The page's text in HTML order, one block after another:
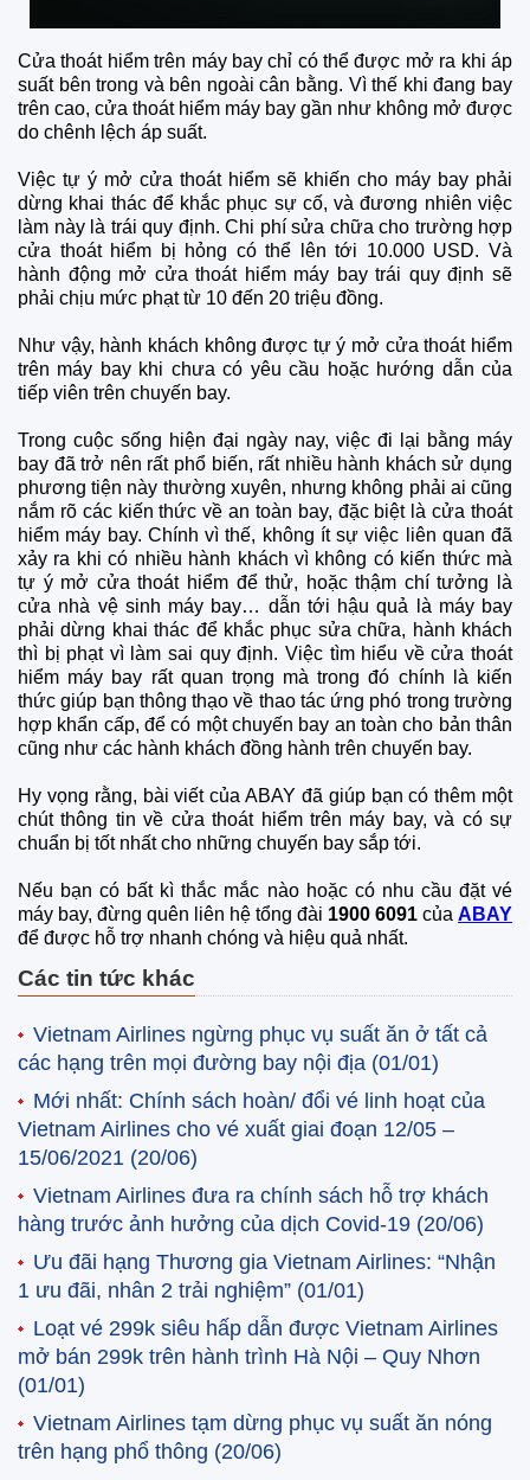
Cửa thoát hiểm trên máy bay chỉ có thể được mở ra khi áp
suất bên trong và bên ngoài cân bằng. Vì thế khi đang bay
trên cao, cửa thoát hiểm máy bay gần như không mở được
do chênh lệch áp suất.
Việc tự ý mở cửa thoát hiểm sẽ khiến cho máy bay phải
dừng khai thác để khắc phục sự cố, và đương nhiên việc
làm này là trái quy định. Chi phí sửa chữa cho trường hợp
cửa thoát hiểm bị hỏng có thể lên tới 10.000 USD. Và
hành động mở cửa thoát hiểm máy bay trái quy định sẽ
phải chịu mức phạt từ 10 đến 20 triệu đồng.
Như vậy, hành khách không được tự ý mở cửa thoát hiểm
trên máy bay khi chưa có yêu cầu hoặc hướng dẫn của
tiếp viên trên chuyến bay.
Trong cuộc sống hiện đại ngày nay, việc đi lại bằng máy
bay đã trở nên rất phổ biến, rất nhiều hành khách sử dụng
phương tiện này thường xuyên, nhưng không phải ai cũng
nắm rõ các kiến thức về an toàn bay, đặc biệt là cửa thoát
hiểm máy bay. Chính vì thế, không ít sự việc liên quan đã
xảy ra khi có nhiều hành khách vì không có kiến thức mà
tự ý mở cửa thoát hiểm để thử, hoặc thậm chí tưởng là
cửa nhà vệ sinh máy bay… dẫn tới hậu quả là máy bay
phải dừng khai thác để khắc phục sửa chữa, hành khách
thì bị phạt vì làm sai quy định. Việc tìm hiểu về cửa thoát
hiểm máy bay rất quan trọng mà trong đó chính là kiến
thức giúp bạn thông thạo về thao tác ứng phó trong trường
hợp khẩn cấp, để có một chuyến bay an toàn cho bản thân
cũng như các hành khách đồng hành trên chuyến bay.
Hy vọng rằng, bài viết của ABAY đã giúp bạn có thêm một
chút thông tin về cửa thoát hiểm trên máy bay, và có sự
chuẩn bị tốt nhất cho những chuyến bay sắp tới.
Nếu bạn có bất kì thắc mắc nào hoặc có nhu cầu đặt vé
máy bay, đừng quên liên hệ tổng đài 1900 6091 của ABAY
để được hỗ trợ nhanh chóng và hiệu quả nhất.
Các tin tức khác
Vietnam Airlines ngừng phục vụ suất ăn ở tất cả
các hạng trên mọi đường bay nội địa (01/01)
Mới nhất: Chính sách hoàn/ đổi vé linh hoạt của
Vietnam Airlines cho vé xuất giai đoạn 12/05 –
15/06/2021 (20/06)
Vietnam Airlines đưa ra chính sách hỗ trợ khách
hàng trước ảnh hưởng của dịch Covid-19 (20/06)
Ưu đãi hạng Thương gia Vietnam Airlines: “Nhận
1 ưu đãi, nhân 2 trải nghiệm” (01/01)
Loạt vé 299k siêu hấp dẫn được Vietnam Airlines
mở bán 299k trên hành trình Hà Nội – Quy Nhơn
(01/01)
Vietnam Airlines tạm dừng phục vụ suất ăn nóng
trên hạng phổ thông (20/06)